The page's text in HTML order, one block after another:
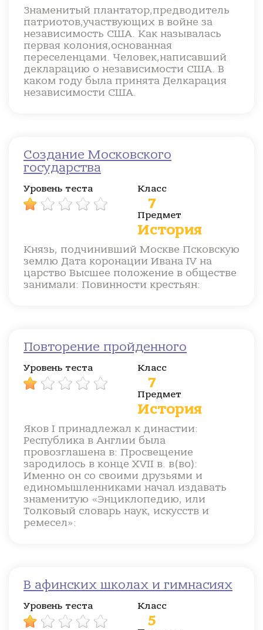
Знаменитый плантатор,предводитель
патриотов,участвующих в войне за
независимость США. Как называлась
первая колония,основанная
переселенцами. Человек,написавший
декларацию о независимости США. В
каком году была принята Делкарация
независимости США.
Создание Московского
государства
Уровень теста Класс
7
Предмет
История
Князь, подчинивший Москве Псковскую
землю Дата коронации Ивана IV на
царство Высшее положение в обществе
занимали: Повинности крестьян:
Повторение пройденного
Уровень теста Класс
7
Предмет
История
Яков I принадлежал к династии:
Республика в Англии была
провозглашена в: Просвещение
зародилось в конце XVII в. в(во):
Именно он со своими друзьями и
единомышленниками начал издавать
знаменитую «Энциклопедию, или
Толковый словарь наук, искусств и
ремесел»:
В афинских школах и гимнасиях
Уровень теста Класс
5